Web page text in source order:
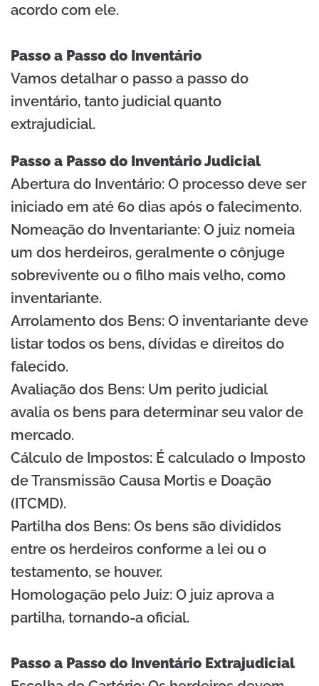
acordo com ele.
Passo a Passo do Inventário
Vamos detalhar o passo a passo do
inventário, tanto judicial quanto
extrajudicial.
Passo a Passo do Inventário Judicial
Abertura do Inventário: O processo deve ser
iniciado em até 60 dias após o falecimento.
Nomeação do Inventariante: O juiz nomeia
um dos herdeiros, geralmente o cônjuge
sobrevivente ou o filho mais velho, como
inventariante.
Arrolamento dos Bens: O inventariante deve
listar todos os bens, dívidas e direitos do
falecido.
Avaliação dos Bens: Um perito judicial
avalia os bens para determinar seu valor de
mercado.
Cálculo de Impostos: É calculado o Imposto
de Transmissão Causa Mortis e Doação
(ITCMD).
Partilha dos Bens: Os bens são divididos
entre os herdeiros conforme a lei ou o
testamento, se houver.
Homologação pelo Juiz: O juiz aprova a
partilha, tornando-a oficial.
Passo a Passo do Inventário Extrajudicial